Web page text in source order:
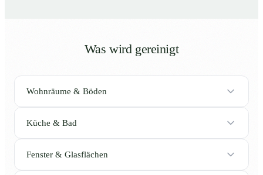
Was wird gereinigt
Wohnräume & Böden
Küche & Bad
Fenster & Glasflächen